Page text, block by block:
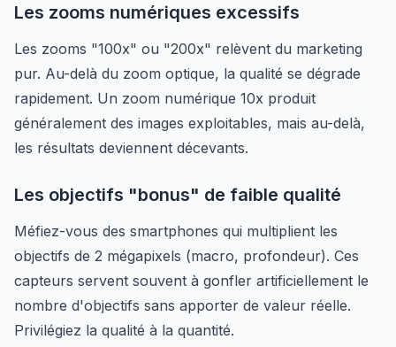
Les zooms numériques excessifs
Les zooms "100x" ou "200x" relèvent du marketing
pur. Au-delà du zoom optique, la qualité se dégrade
rapidement. Un zoom numérique 10x produit
généralement des images exploitables, mais au-delà,
les résultats deviennent décevants.
Les objectifs "bonus" de faible qualité
Méfiez-vous des smartphones qui multiplient les
objectifs de 2 mégapixels (macro, profondeur). Ces
capteurs servent souvent à gonfler artificiellement le
nombre d'objectifs sans apporter de valeur réelle.
Privilégiez la qualité à la quantité.